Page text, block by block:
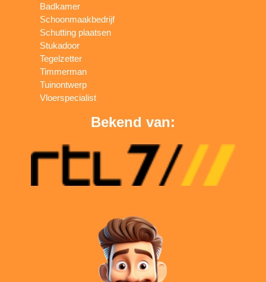
Badkamer
Schoonmaakbedrijf
Schutting plaatsen
Stukadoor
Tegelzetter
Timmerman
Tuinontwerp
Vloerspecialist
Bekend van: